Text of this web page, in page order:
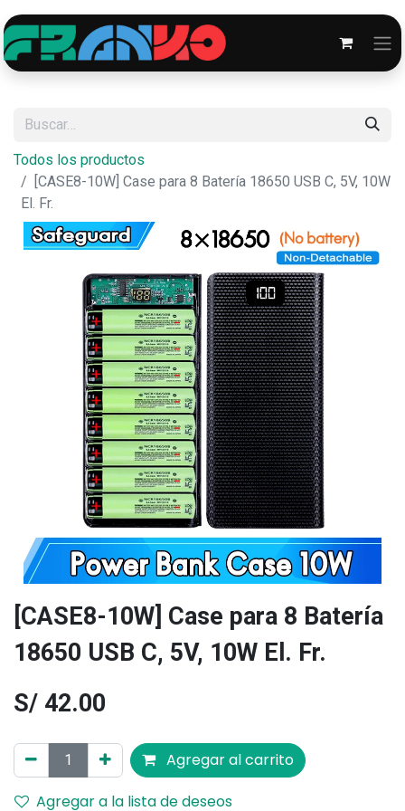
Todos los productos
[CASE8-10W] Case para 8 Batería 18650 USB C, 5V, 10W
El. Fr.
[CASE8-10W] Case para 8 Batería
18650 USB C, 5V, 10W El. Fr.
S/ 42.00
Agregar al carrito
Agregar a la lista de deseos